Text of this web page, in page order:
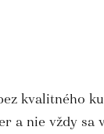
kvalitného
a nie vždy sa